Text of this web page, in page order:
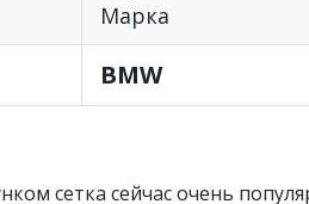
Марка
BMW
сетка сейчас очень